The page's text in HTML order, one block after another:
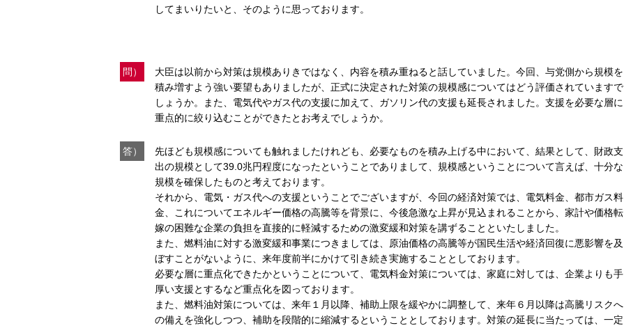
してまいりたいと、そのように思っております。
問）
大臣は以前から対策は規模ありきではなく、内容を積み重ねると話していました。今回、与党側から規模を
積み増すよう強い要望もありましたが、正式に決定された対策の規模感についてはどう評価されていますで
しょうか。また、電気代やガス代の支援に加えて、ガソリン代の支援も延長されました。支援を必要な層に
重点的に絞り込むことができたとお考えでしょうか。
答）
先ほども規模感についても触れましたけれども、必要なものを積み上げる中において、結果として、財政支
出の規模として39.0兆円程度になったということでありまして、規模感ということについて言えば、十分な
規模を確保したものと考えております。
それから、電気・ガス代への支援ということでございますが、今回の経済対策では、電気料金、都市ガス料
金、これについてエネルギー価格の高騰等を背景に、今後急激な上昇が見込まれることから、家計や価格転
嫁の困難な企業の負担を直接的に軽減するための激変緩和対策を講ずることといたしました。
また、燃料油に対する激変緩和事業につきましては、原油価格の高騰等が国民生活や経済回復に悪影響を及
ぼすことがないように、来年度前半にかけて引き続き実施することとしております。
必要な層に重点化できたかということについて、電気料金対策については、家庭に対しては、企業よりも手
厚い支援とするなど重点化を図っております。
また、燃料油対策については、来年１月以降、補助上限を緩やかに調整して、来年６月以降は高騰リスクへ
の備えを強化しつつ、補助を段階的に縮減するということとしております。対策の延長に当たっては、一定